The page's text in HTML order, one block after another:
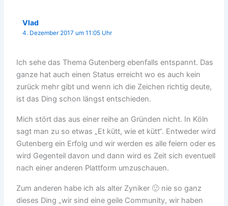
Vlad
4. Dezember 2017 um 11:05 Uhr
Ich sehe das Thema Gutenberg ebenfalls entspannt. Das
ganze hat auch einen Status erreicht wo es auch kein
zurück mehr gibt und wenn ich die Zeichen richtig deute,
ist das Ding schon längst entschieden.
Mich stört das aus einer reihe an Gründen nicht. In Köln
sagt man zu so etwas „Et kütt, wie et kütt“. Entweder wird
Gutenberg ein Erfolg und wir werden es alle feiern oder es
wird Gegenteil davon und dann wird es Zeit sich eventuell
nach einer anderen Plattform umzuschauen.
Zum anderen habe ich als alter Zyniker 🙂 nie so ganz
dieses Ding „wir sind eine geile Community, wir haben